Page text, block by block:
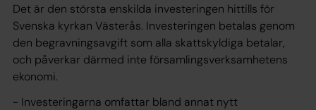
Det är den största enskilda investeringen hittills för
Svenska kyrkan Västerås. Investeringen betalas genom
den begravningsavgift som alla skattskyldiga betalar,
och påverkar därmed inte församlingsverksamhetens
ekonomi.
- Investeringarna omfattar bland annat nytt